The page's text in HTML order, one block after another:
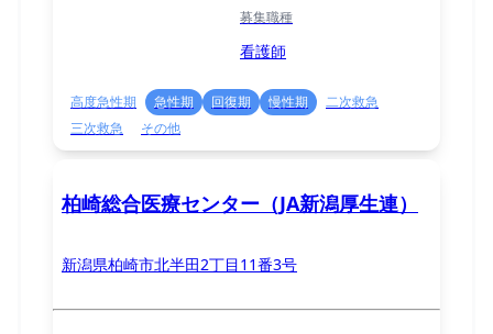
募集職種
看護師
高度急性期 急性期 回復期 慢性期
二次救急
三次救急
その他
柏崎総合医療センター（JA新潟厚生連）
新潟県柏崎市北半田2丁目11番3号